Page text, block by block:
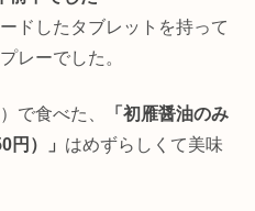
ドしたタブレットを持って
レーでした。
で食べた、
「初雁醤油のみ
円）」 はめずらしくて美味